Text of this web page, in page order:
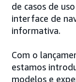
de casos de
interface de
informativa.
Com o
estamos
modelos e